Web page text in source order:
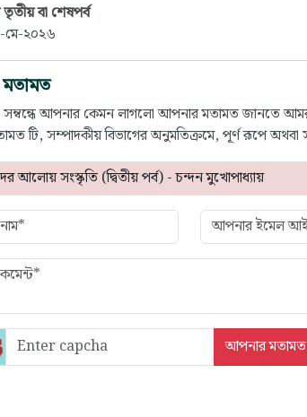
বা শেষপর্ব
২০২৬
সম্বন্ধে আপনার কেমন লাগলো আপনার মতামত জানতে
টি, সম্পাদকীয় বিভাগের অনুমতিক্রমে, পূর্ণ রূপে